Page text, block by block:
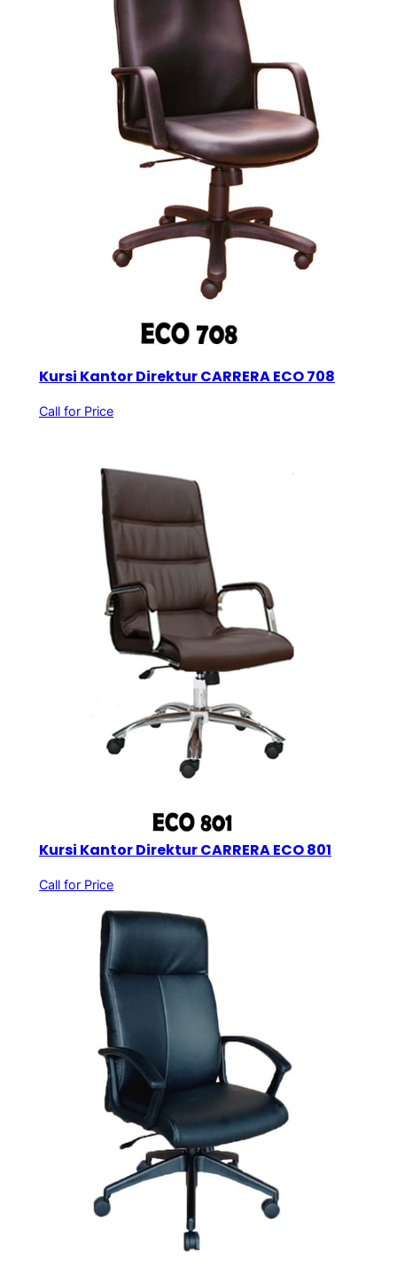
Kursi Kantor Direktur CARRERA ECO 708
Call for Price
Kursi Kantor Direktur CARRERA ECO 801
Call for Price